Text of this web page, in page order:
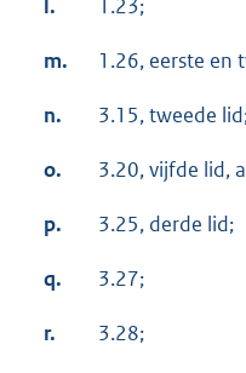
l. 1.23;
m. 1.26, eerste en
n. 3.15, tweede
o. 3.20, vijfde lid,
p. 3.25, derde lid;
q. 3.27;
r. 3.28;